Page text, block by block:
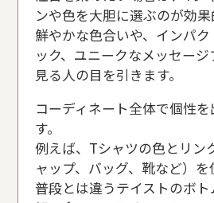
ンや色を大胆に選ぶのが効果
鮮やかな色合いや、インパ
ック、ユニークなメッセージ
見る人の目を引きます。
コーディネート全体で個性
す。
例えば、Tシャツの色とリン
ャップ、バッグ、靴など）
普段とは違うテイストのボ